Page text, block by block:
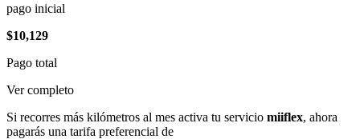
pago inicial
$10,129
Pago total
Ver completo
Si recorres más kilómetros al mes activa tu servicio miiflex, ahora
pagarás una tarifa preferencial de